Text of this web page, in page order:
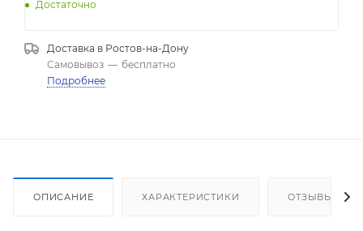
Достаточно
Доставка в Ростов-на-Дону
Самовывоз — бесплатно
Подробнее
ОПИСАНИЕ ХАРАКТЕРИСТИКИ ОТЗЫВЫ